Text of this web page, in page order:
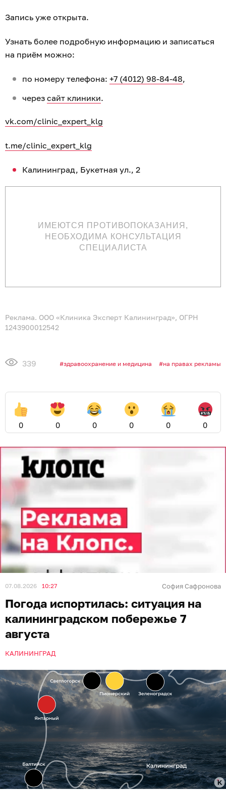
Запись уже открыта.
Узнать более подробную информацию и записаться
на приём можно:
по номеру телефона: +7 (4012) 98-84-48,
через сайт клиники.
vk.com/clinic_expert_klg
t.me/clinic_expert_klg
Калининград, Букетная ул., 2
ИМЕЮТСЯ ПРОТИВОПОКАЗАНИЯ,
НЕОБХОДИМА КОНСУЛЬТАЦИЯ
СПЕЦИАЛИСТА
Реклама. ООО «Клиника Эксперт Калининград», ОГРН
1243900012542
339 здравоохранение и медицина на правах рекламы
0 0 0 0 0 0
07.08.2026 10:27 София Сафронова
Погода испортилась: ситуация на
калининградском побережье 7
августа
КАЛИНИНГРАД